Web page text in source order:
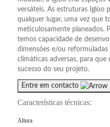
versáteis. As estruturas Igloo
qualquer lugar, uma vez que
meticulosamente planeados.
temos capacidade de
dimensões e/ou
climáticas adversas, para
sucesso do seu projeto.
Entre em contacto
Características técnicas:
Altura